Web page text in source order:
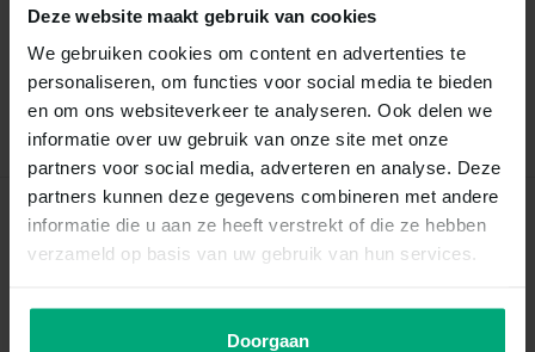
Deze website maakt gebruik van cookies
We gebruiken cookies om content en advertenties te
personaliseren, om functies voor social media te bieden
en om ons websiteverkeer te analyseren. Ook delen we
informatie over uw gebruik van onze site met onze
partners voor social media, adverteren en analyse. Deze
partners kunnen deze gegevens combineren met andere
informatie die u aan ze heeft verstrekt of die ze hebben
verzameld op basis van uw gebruik van hun services.
Doorgaan
Er zijn nog geen reviews geschreven over dit product..
Schrijf je eigen review
Recent bekeken